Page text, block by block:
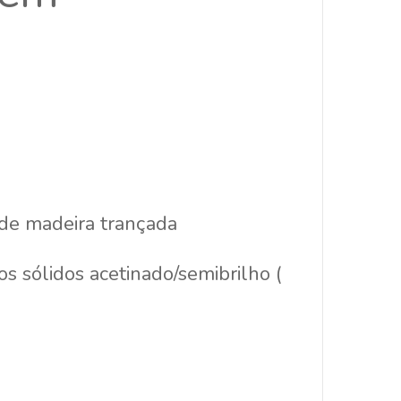
madeira trançada
sólidos acetinado/semibrilho (